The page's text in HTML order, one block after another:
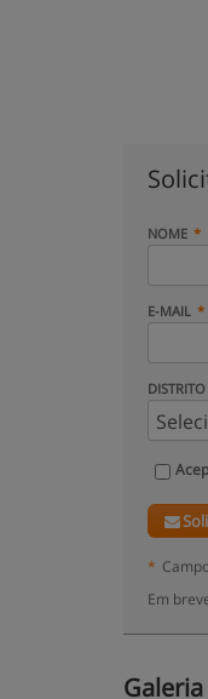
NOME
E-MAIL
DISTRITO
*
Em